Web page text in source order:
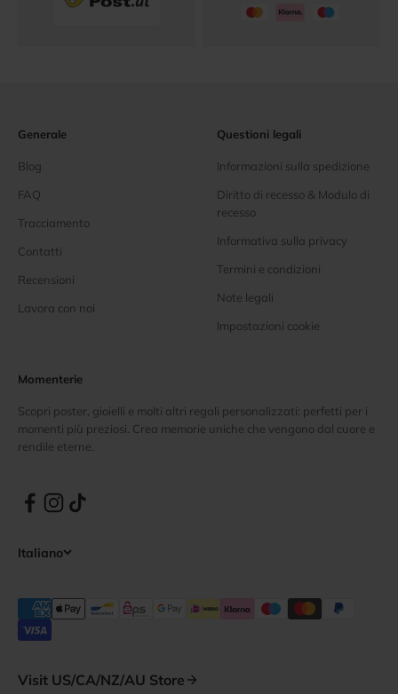
Generale
Blog
FAQ
Tracciamento
Contatti
Recensioni
Lavora con noi
Questioni legali
Informazioni sulla spedizione
Diritto di recesso & Modulo di
recesso
Informativa sulla privacy
Termini e condizioni
Note legali
Impostazioni cookie
Momenterie
Scopri poster, gioielli e molti altri regali personalizzati: perfetti per i
momenti più preziosi. Crea memorie uniche che vengono dal cuore e
rendile eterne.
Italiano
Visit US/CA/NZ/AU Store